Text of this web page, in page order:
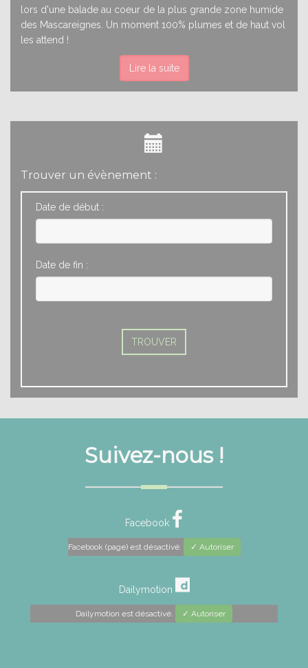
lors d'une balade au coeur de la plus grande zone humide
des Mascareignes. Un moment 100% plumes et de haut vol
les attend !
Lire la suite
Trouver un évènement :
Date de début :
Date de fin :
Suivez-nous !
Facebook
Facebook (page) est désactivé. ✓ Autoriser
Dailymotion
Dailymotion est désactivé. ✓ Autoriser